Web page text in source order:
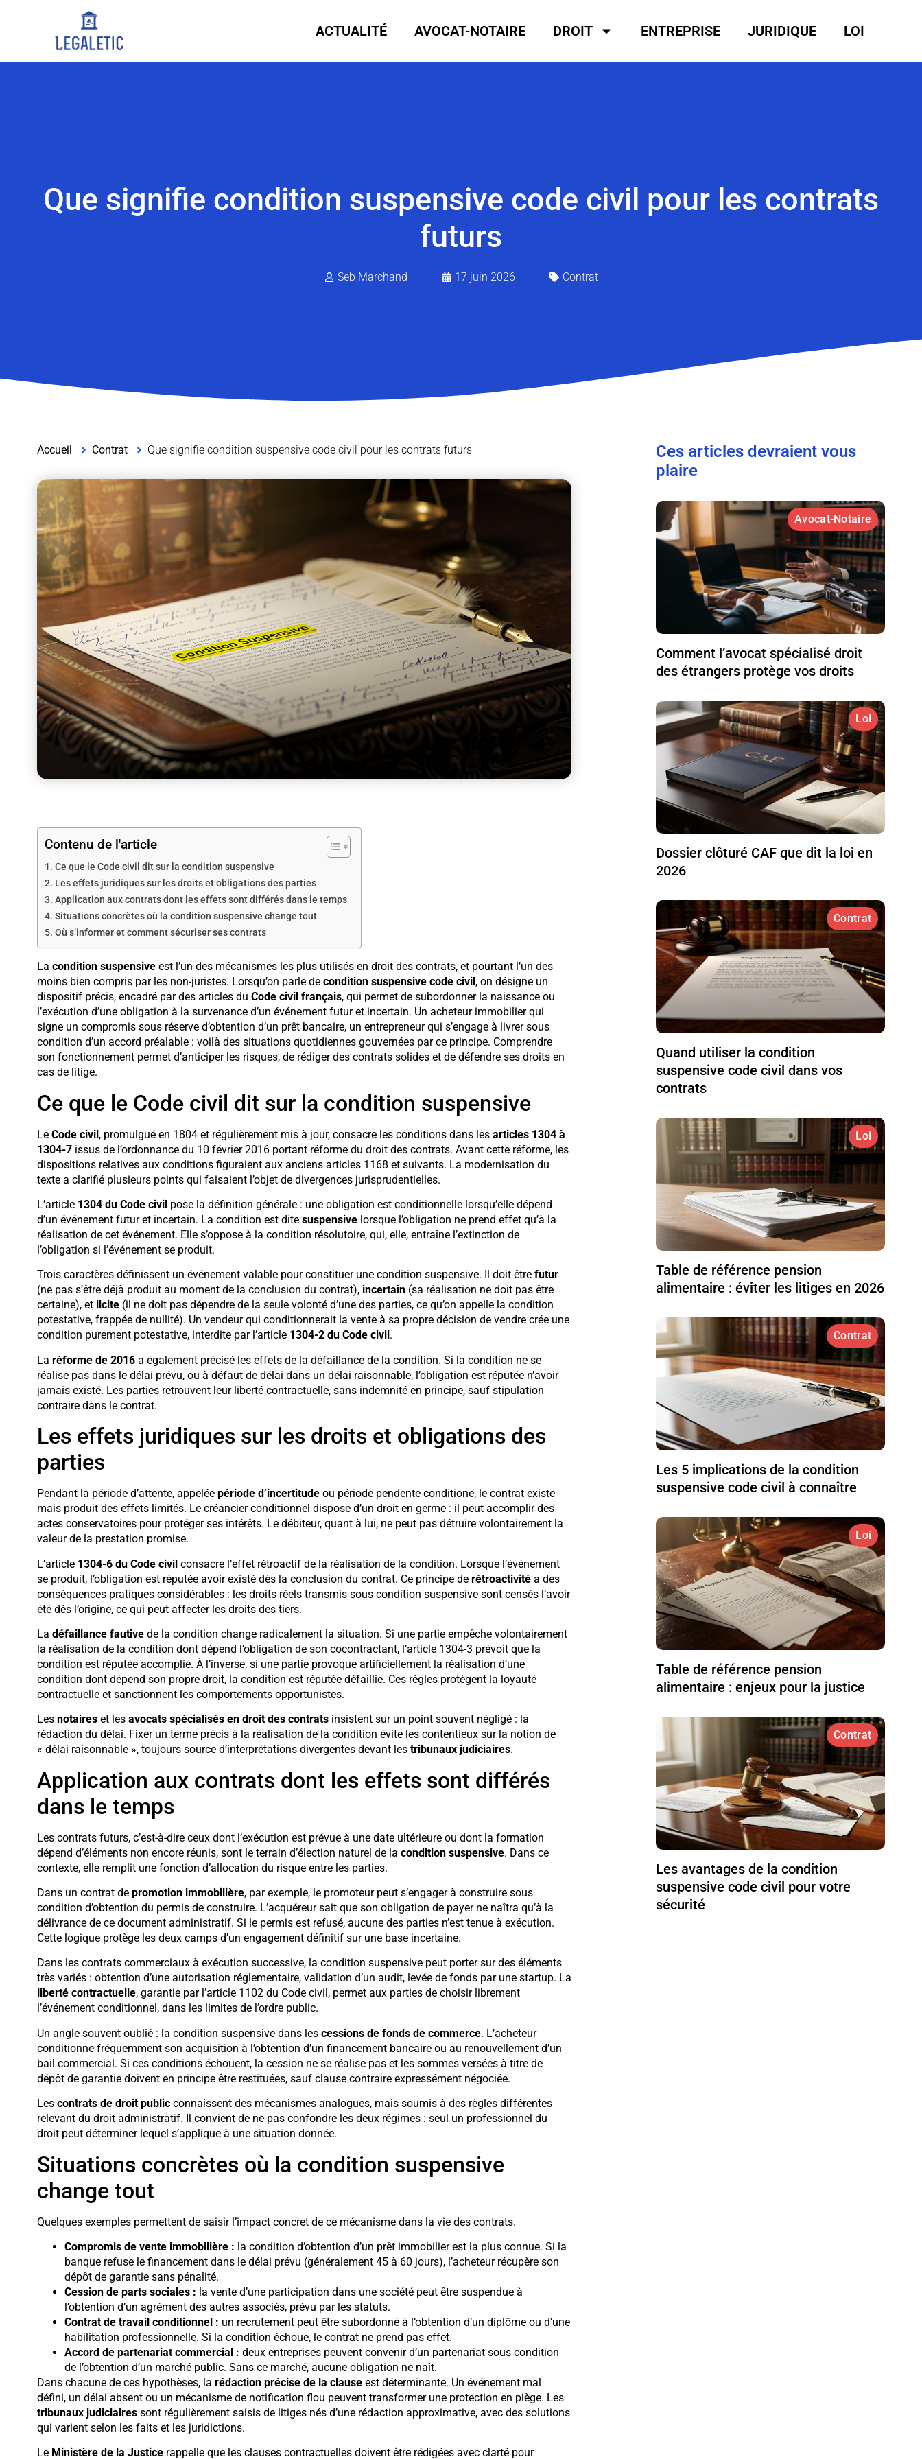
ACTUALITÉ AVOCAT-NOTAIRE DROIT ENTREPRISE JURIDIQUE LOI
Que signifie condition suspensive code civil pour les contrats
futurs
Seb Marchand 17 juin 2026 Contrat
Accueil Contrat Que signifie condition suspensive code civil pour les contrats futurs
Contenu de l'article
Ce que le Code civil dit sur la condition suspensive
Les effets juridiques sur les droits et obligations des parties
Application aux contrats dont les effets sont différés dans le temps
Situations concrètes où la condition suspensive change tout
Où s’informer et comment sécuriser ses contrats
La condition suspensiveest l’un des mécanismes les plus utilisés en droit des contrats, et pourtant l’un des
moins bien compris par les non-juristes. Lorsqu’on parle de condition suspensive code civil , on désigne un
dispositif précis, encadré par des articles du Code civil français, qui permet de subordonner la naissance ou
l’exécution d’une obligation à la survenance d’un événement futur et incertain. Un acheteur immobilier qui
signe un compromis sous réserve d’obtention d’un prêt bancaire, un entrepreneur qui s’engage à livrer sous
condition d’un accord préalable : voilà des situations quotidiennes gouvernées par ce principe. Comprendre
son fonctionnement permet d’anticiper les risques, de rédiger des contrats solides et de défendre ses droits en
cas de litige.
Ce que le Code civil dit sur la condition suspensive
Le Code civil, promulgué en 1804 et régulièrement mis à jour, consacre les conditions dans les articles 1304 à
1304-7issus de l’ordonnance du 10 février 2016 portant réforme du droit des contrats. Avant cette réforme, les
dispositions relatives aux conditions figuraient aux anciens articles 1168 et suivants. La modernisation du
texte a clarifié plusieurs points qui faisaient l’objet de divergences jurisprudentielles.
L’article 1304 du Code civilpose la définition générale : une obligation est conditionnelle lorsqu’elle dépend
d’un événement futur et incertain. La condition est dite suspensivelorsque l’obligation ne prend effet qu’à la
réalisation de cet événement. Elle s’oppose à la condition résolutoire, qui, elle, entraîne l’extinction de
l’obligation si l’événement se produit.
Trois caractères définissent un événement valable pour constituer une condition suspensive. Il doit être futur
(ne pas s’être déjà produit au moment de la conclusion du contrat), incertain(sa réalisation ne doit pas être
certaine), et licite(il ne doit pas dépendre de la seule volonté d’une des parties, ce qu’on appelle la condition
potestative, frappée de nullité). Un vendeur qui conditionnerait la vente à sa propre décision de vendre crée une
condition purement potestative, interdite par l’article 1304-2 du Code civil .
La réforme de 2016a également précisé les effets de la défaillance de la condition. Si la condition ne se
réalise pas dans le délai prévu, ou à défaut de délai dans un délai raisonnable, l’obligation est réputée n’avoir
jamais existé. Les parties retrouvent leur liberté contractuelle, sans indemnité en principe, sauf stipulation
contraire dans le contrat.
Les effets juridiques sur les droits et obligations des
parties
Pendant la période d’attente, appelée période d’incertitudeou période pendente conditione, le contrat existe
mais produit des effets limités. Le créancier conditionnel dispose d’un droit en germe : il peut accomplir des
actes conservatoires pour protéger ses intérêts. Le débiteur, quant à lui, ne peut pas détruire volontairement la
valeur de la prestation promise.
L’article 1304-6 du Code civilconsacre l’effet rétroactif de la réalisation de la condition. Lorsque l’événement
se produit, l’obligation est réputée avoir existé dès la conclusion du contrat. Ce principe de rétroactivitéa des
conséquences pratiques considérables : les droits réels transmis sous condition suspensive sont censés l’avoir
été dès l’origine, ce qui peut affecter les droits des tiers.
La défaillance fautivede la condition change radicalement la situation. Si une partie empêche volontairement
la réalisation de la condition dont dépend l’obligation de son cocontractant, l’article 1304-3 prévoit que la
condition est réputée accomplie. À l’inverse, si une partie provoque artificiellement la réalisation d’une
condition dont dépend son propre droit, la condition est réputée défaillie. Ces règles protègent la loyauté
contractuelle et sanctionnent les comportements opportunistes.
Les notaireset les avocats spécialisés en droit des contratsinsistent sur un point souvent négligé : la
rédaction du délai. Fixer un terme précis à la réalisation de la condition évite les contentieux sur la notion de
« délai raisonnable », toujours source d’interprétations divergentes devant les tribunaux judiciaires.
Application aux contrats dont les effets sont différés
dans le temps
Les contrats futurs, c’est-à-dire ceux dont l’exécution est prévue à une date ultérieure ou dont la formation
dépend d’éléments non encore réunis, sont le terrain d’élection naturel de la condition suspensive. Dans ce
contexte, elle remplit une fonction d’allocation du risque entre les parties.
Dans un contrat de promotion immobilière, par exemple, le promoteur peut s’engager à construire sous
condition d’obtention du permis de construire. L’acquéreur sait que son obligation de payer ne naîtra qu’à la
délivrance de ce document administratif. Si le permis est refusé, aucune des parties n’est tenue à exécution.
Cette logique protège les deux camps d’un engagement définitif sur une base incertaine.
Dans les contrats commerciaux à exécution successive, la condition suspensive peut porter sur des éléments
très variés : obtention d’une autorisation réglementaire, validation d’un audit, levée de fonds par une startup. La
liberté contractuelle, garantie par l’article 1102 du Code civil, permet aux parties de choisir librement
l’événement conditionnel, dans les limites de l’ordre public.
Un angle souvent oublié : la condition suspensive dans les cessions de fonds de commerce. L’acheteur
conditionne fréquemment son acquisition à l’obtention d’un financement bancaire ou au renouvellement d’un
bail commercial. Si ces conditions échouent, la cession ne se réalise pas et les sommes versées à titre de
dépôt de garantie doivent en principe être restituées, sauf clause contraire expressément négociée.
Les contrats de droit publicconnaissent des mécanismes analogues, mais soumis à des règles différentes
relevant du droit administratif. Il convient de ne pas confondre les deux régimes : seul un professionnel du
droit peut déterminer lequel s’applique à une situation donnée.
Situations concrètes où la condition suspensive
change tout
Quelques exemples permettent de saisir l’impact concret de ce mécanisme dans la vie des contrats.
Compromis de vente immobilière : la condition d’obtention d’un prêt immobilier est la plus connue. Si la
banque refuse le financement dans le délai prévu (généralement 45 à 60 jours), l’acheteur récupère son
dépôt de garantie sans pénalité.
Cession de parts sociales : la vente d’une participation dans une société peut être suspendue à
l’obtention d’un agrément des autres associés, prévu par les statuts.
Contrat de travail conditionnel : un recrutement peut être subordonné à l’obtention d’un diplôme ou d’une
habilitation professionnelle. Si la condition échoue, le contrat ne prend pas effet.
Accord de partenariat commercial : deux entreprises peuvent convenir d’un partenariat sous condition
de l’obtention d’un marché public. Sans ce marché, aucune obligation ne naît.
Dans chacune de ces hypothèses, la rédaction précise de la clauseest déterminante. Un événement mal
défini, un délai absent ou un mécanisme de notification flou peuvent transformer une protection en piège. Les
tribunaux judiciairessont régulièrement saisis de litiges nés d’une rédaction approximative, avec des solutions
qui varient selon les faits et les juridictions.
Le Ministère de la Justicerappelle que les clauses contractuelles doivent être rédigées avec clarté pour
Ces articles devraient vous
plaire
Avocat-Notaire
Comment l’avocat spécialisé droit
des étrangers protège vos droits
Loi
Dossier clôturé CAF que dit la loi en
2026
Contrat
Quand utiliser la condition
suspensive code civil dans vos
contrats
Loi
Table de référence pension
alimentaire : éviter les litiges en 2026
Contrat
Les 5 implications de la condition
suspensive code civil à connaître
Loi
Table de référence pension
alimentaire : enjeux pour la justice
Contrat
Les avantages de la condition
suspensive code civil pour votre
sécurité